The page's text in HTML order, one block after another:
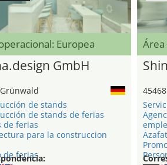
Europea
GmbH
de stands
de stands de ferias
de ferias
para la construccion
de ferias
Área